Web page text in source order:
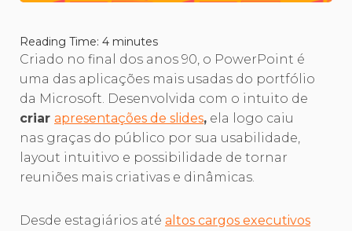
Reading Time: 4 minutes
Criado no final dos anos 90, o PowerPoint é
uma das aplicações mais usadas do portfólio
da Microsoft. Desenvolvida com o intuito de
criar apresentações de slides, ela logo caiu
nas graças do público por sua usabilidade,
layout intuitivo e possibilidade de tornar
reuniões mais criativas e dinâmicas.
Desde estagiários até altos cargos executivos